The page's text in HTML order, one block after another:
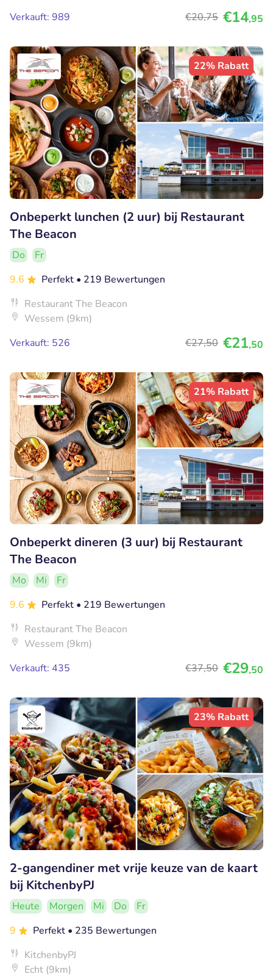
Verkauft: 989 €20,75 €14,95
22% Rabatt
Onbeperkt lunchen (2 uur) bij Restaurant
The Beacon
Do
Fr
9.6
Perfekt • 219 Bewertungen
Restaurant The Beacon
Wessem (9km)
Verkauft: 526
€27,50 €21,50
21% Rabatt
Onbeperkt dineren (3 uur) bij Restaurant
The Beacon
Mo Mi
Fr
9.6
Perfekt • 219 Bewertungen
Restaurant The Beacon
Wessem (9km)
Verkauft: 435
€37,50 €29,50
23% Rabatt
2-gangendiner met vrije keuze van de kaart
bij KitchenbyPJ
Heute Morgen Mi Do
Fr
9
Perfekt • 235 Bewertungen
KitchenbyPJ
Echt (9km)